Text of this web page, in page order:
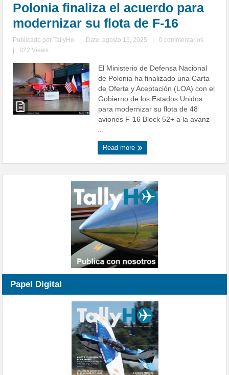
Polonia finaliza el acuerdo para
modernizar su flota de F-16
Publicado porTallyHo Date: agosto 15, 2025
0 commentarios
822 Views
El Ministerio de Defensa Nacional
de Polonia ha finalizado una Carta
de Oferta y Aceptación (LOA) con el
Gobierno de los Estados Unidos
para modernizar su flota de 48
aviones F-16 Block 52+ a la avanz
...
Read more
Papel Digital